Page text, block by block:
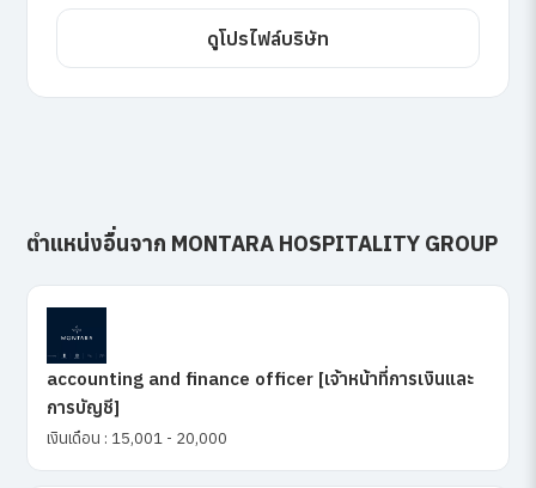
ดูโปรไฟล์บริษัท
ตำแหน่งอื่นจาก MONTARA HOSPITALITY GROUP
accounting and finance officer [เจ้าหน้าที่การเงินและ
การบัญชี]
เงินเดือน : 15,001 - 20,000